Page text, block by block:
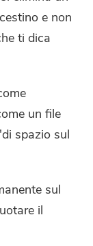
e non
ti dica
un file
spazio sul
sul
il